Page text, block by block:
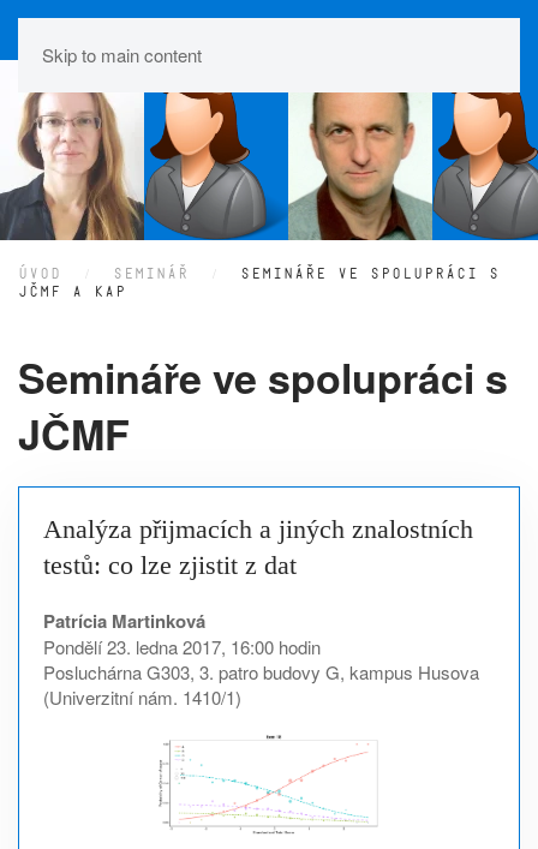
Skip to main content
ÚVOD SEMINÁŘ
SEMINÁŘE VE SPOLUPRÁCI S
JČMF A KAP
Semináře ve spolupráci s
JČMF
Analýza přijmacích a jiných znalostních
testů: co lze zjistit z dat
Patrícia Martinková
Pondělí 23. ledna 2017, 16:00 hodin
Posluchárna G303, 3. patro budovy G, kampus Husova
(Univerzitní nám. 1410/1)